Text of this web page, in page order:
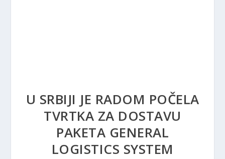
U SRBIJI JE RADOM POČELA
TVRTKA ZA DOSTAVU
PAKETA GENERAL
LOGISTICS SYSTEM